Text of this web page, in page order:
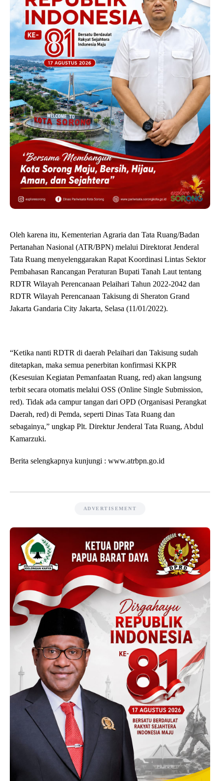
Oleh karena itu, Kementerian Agraria dan Tata Ruang/Badan
Pertanahan Nasional (ATR/BPN) melalui Direktorat Jenderal
Tata Ruang menyelenggarakan Rapat Koordinasi Lintas Sektor
Pembahasan Rancangan Peraturan Bupati Tanah Laut tentang
RDTR Wilayah Perencanaan Pelaihari Tahun 2022-2042 dan
RDTR Wilayah Perencanaan Takisung di Sheraton Grand
Jakarta Gandaria City Jakarta, Selasa (11/01/2022).
“Ketika nanti RDTR di daerah Pelaihari dan Takisung sudah
ditetapkan, maka semua penerbitan konfirmasi KKPR
(Kesesuian Kegiatan Pemanfaatan Ruang, red) akan langsung
terbit secara otomatis melalui OSS (Online Single Submission,
red). Tidak ada campur tangan dari OPD (Organisasi Perangkat
Daerah, red) di Pemda, seperti Dinas Tata Ruang dan
sebagainya,” ungkap Plt. Direktur Jenderal Tata Ruang, Abdul
Kamarzuki.
Berita selengkapnya kunjungi : www.atrbpn.go.id
ADVERTISEMENT